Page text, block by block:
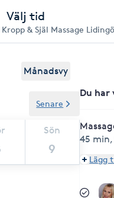
Välj tid
& Själ Massage Lidingö
Månadsvy
Sön
9
Senare
Du har
45 min
Lägg